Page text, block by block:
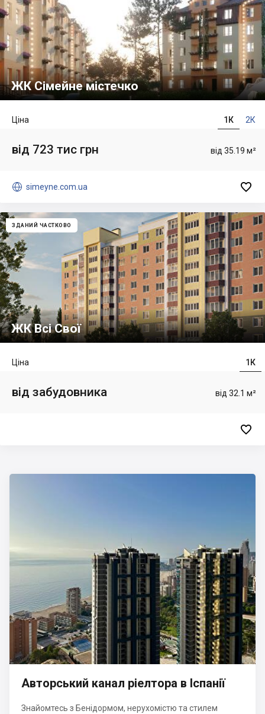
ЖК Сімейне містечко
1К 2К
Ціна
від 35.19 м²
від 723 тис грн
 simeyne.com.ua 
ЗДАНИЙ ЧАСТКОВО
ЖК Всі Свої
1К
Ціна
від 32.1 м²
від забудовника

Авторський канал ріелтора в Іспанії
Знайомтесь з Бенідормом, нерухомістю та стилем